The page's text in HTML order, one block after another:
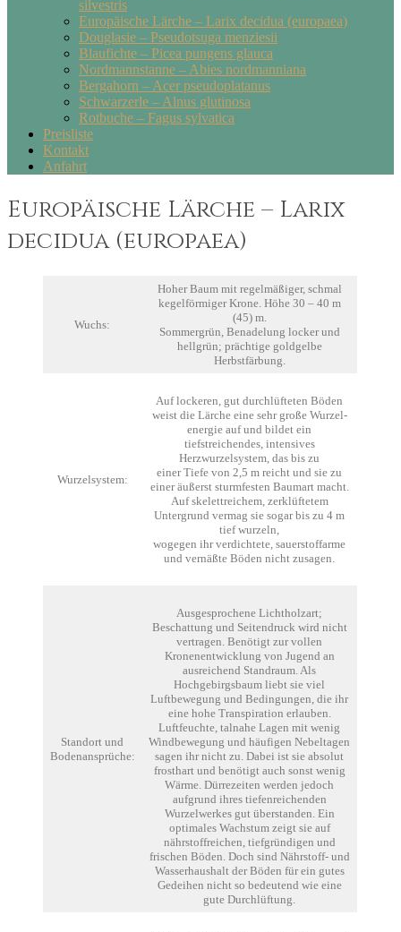
silvestris
Europäische Lärche – Larix decidua (europaea)
Douglasie – Pseudotsuga menziesii
Blaufichte – Picea pungens glauca
Nordmannstanne – Abies nordmanniana
Bergahorn – Acer pseudoplatanus
Schwarzerle – Alnus glutinosa
Rotbuche – Fagus sylvatica
Preisliste
Kontakt
Anfahrt
Europäische Lärche – Larix
decidua (europaea)
Wuchs:
Hoher Baum mit regelmäßiger, schmal
kegelförmiger Krone. Höhe 30 – 40 m
(45) m.
Sommergrün, Benadelung locker und
hellgrün; prächtige goldgelbe
Herbstfärbung.
Wurzelsystem:
Auf lockeren, gut durchlüfteten Böden
weist die Lärche eine sehr große Wurzel-
energie auf und bildet ein
tiefstreichendes, intensives
Herzwurzelsystem, das bis zu
einer Tiefe von 2,5 m reicht und sie zu
einer äußerst sturmfesten Baumart macht.
Auf skelettreichem, zerklüftetem
Untergrund vermag sie sogar bis zu 4 m
tief wurzeln,
wogegen ihr verdichtete, sauerstoffarme
und vernäßte Böden nicht zusagen.
Standort und
Bodenansprüche:
Ausgesprochene Lichtholzart;
Beschattung und Seitendruck wird nicht
vertragen. Benötigt zur vollen
Kronenentwicklung von Jugend an
ausreichend Standraum. Als
Hochgebirgsbaum liebt sie viel
Luftbewegung und Bedingungen, die ihr
eine hohe Transpiration erlauben.
Luftfeuchte, talnahe Lagen mit wenig
Windbewegung und häufigen Nebeltagen
sagen ihr nicht zu. Dabei ist sie absolut
frosthart und benötigt auch sonst wenig
Wärme. Dürrezeiten werden jedoch
aufgrund ihres tiefenreichenden
Wurzelwerkes gut überstanden. Ein
optimales Wachstum zeigt sie auf
nährstoffreichen, tiefgründigen und
frischen Böden. Doch sind Nährstoff- und
Wasserhaushalt der Böden für ein gutes
Gedeihen nicht so bedeutend wie eine
gute Durchlüftung.